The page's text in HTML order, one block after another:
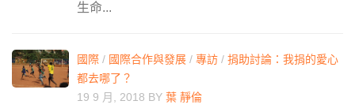
生命...
國際 / 國際合作與發展 / 專訪 / 捐助討論：我捐的愛心
都去哪了？
19 9 月, 2018 BY 葉 靜倫